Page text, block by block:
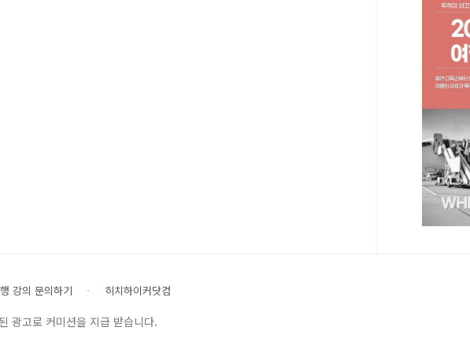
강의 문의하기 히치하이커닷컴
광고로 커미션을 지급 받습니다.